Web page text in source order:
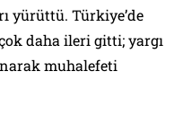
yürüttü. Türkiye’de
daha ileri gitti; yargı
muhalefeti